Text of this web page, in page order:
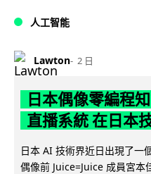
人工智能
Lawton 2 日
日本偶像零編程
直播系統 在日本
日本 AI 技術界近日出現了一
偶像前 Juice=Juice 成員宮本